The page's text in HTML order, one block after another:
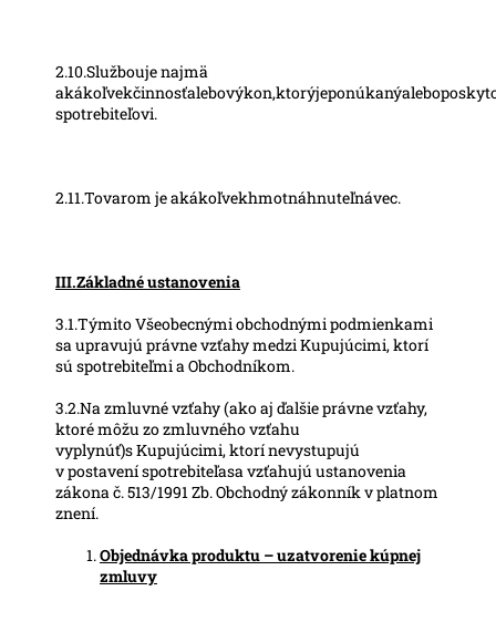
2.10.Službouje najmä
spotrebiteľovi.
2.11.Tovarom je akákoľvekhmotnáhnuteľnávec.
III.Základné ustanovenia
3.1.Týmito Všeobecnými obchodnými podmienkami
sa upravujú právne vzťahy medzi Kupujúcimi, ktorí
sú spotrebiteľmi a Obchodníkom.
3.2.Na zmluvné vzťahy (ako aj ďalšie právne vzťahy,
ktoré môžu zo zmluvného vzťahu
vyplynúť)s Kupujúcimi, ktorí nevystupujú
v postavení spotrebiteľasa vzťahujú ustanovenia
zákona č. 513/1991 Zb. Obchodný zákonník v platnom
znení.
Objednávka produktu – uzatvorenie kúpnej
zmluvy